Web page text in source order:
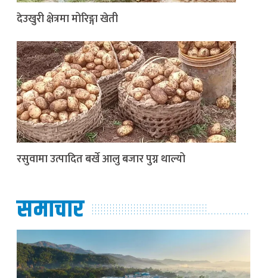
देउखुरी क्षेत्रमा मोरिङ्गा खेती
रसुवामा उत्पादित बर्खे आलु बजार पुग्न थाल्यो
समाचार